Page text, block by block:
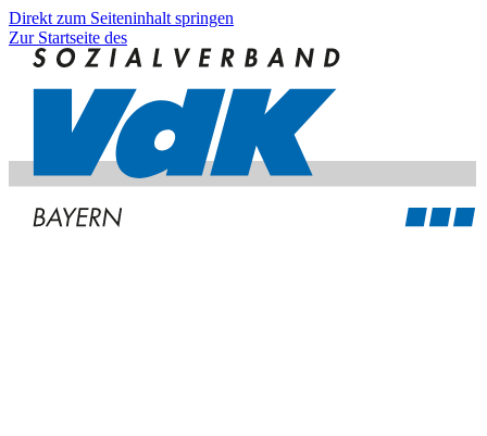
Direkt zum Seiteninhalt springen
Zur Startseite des